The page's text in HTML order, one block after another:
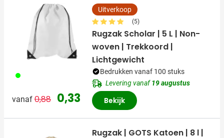
019
vanaf Normale prijs
0,88 Speciale prijs
0,33
Uitverkoop
(5)
Rugzak Scholar | 5 L | Non-
woven | Trekkoord |
Lichtgewicht
Bedrukken vanaf 100 stuks
Levering vanaf19 augustus
Bekijk
Rugzak | GOTS Katoen | 8 l |